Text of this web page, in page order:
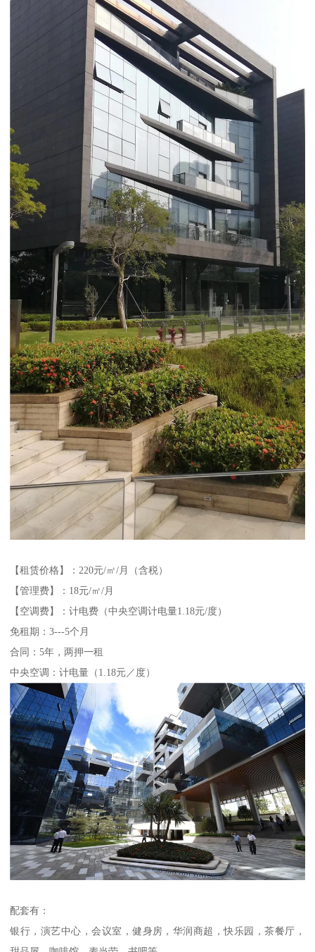
【租赁价格】：220元/㎡/月（含税）
【管理费】：18元/㎡/月
【空调费】：计电费（中央空调计电量1.18元/度）
免租期：3---5个月
合同：5年，两押一租
中央空调：计电量（1.18元／度）
配套有：
银行，演艺中心，会议室，健身房，华润商超，快乐园，茶餐厅，